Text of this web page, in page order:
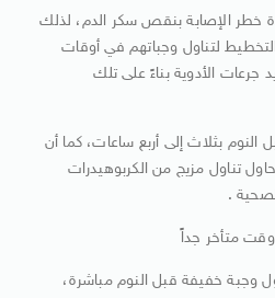
خطر الإصابة بنقص سكر الدم، لذلك
لتناول وجباتهم في أوقات
جرعات الأدوية بناءً على تلك
النوم بثلاث إلى أربع ساعات، كما أن
تناول مزيج من الكربوهيدرات
.
وجبة خفيفة قبل النوم مباشرة،